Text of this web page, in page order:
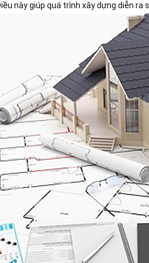
này giúp quá trình xây dựng diễn ra